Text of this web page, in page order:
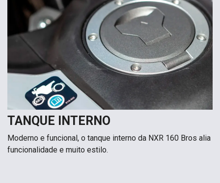
TANQUE INTERNO
Moderno e funcional, o tanque interno da NXR 160 Bros alia
funcionalidade e muito estilo.